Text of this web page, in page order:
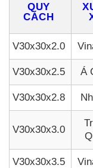
QUY
CÁCH
V30x30x2.0
V30x30x2.5 Á
V30x30x2.8
V30x30x3.0
V30x30x3.5